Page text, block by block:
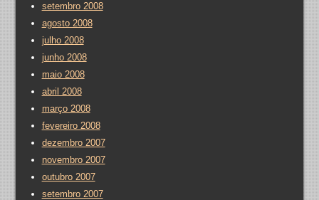
setembro 2008
agosto 2008
julho 2008
junho 2008
maio 2008
abril 2008
março 2008
fevereiro 2008
dezembro 2007
novembro 2007
outubro 2007
setembro 2007